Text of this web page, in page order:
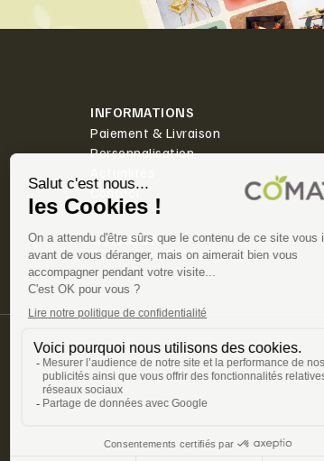
INFORMATIONS
Paiement & Livraison
Personnalisation
Contact
LIVRAISON
Offerte dès 350€ HT d'achat.